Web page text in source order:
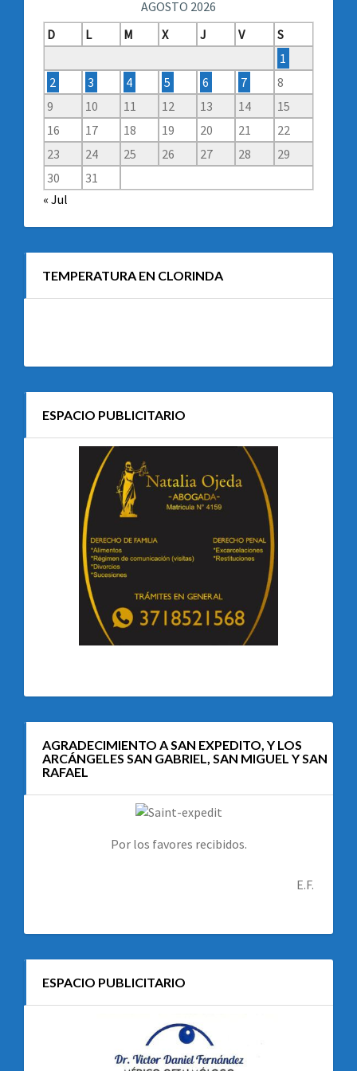
AGOSTO 2026
D
L M X J V
S
1
2
3 4 5 6 7
8
9
10 11 12 13 14
15
16
17 18 19 20 21
22
23
24 25 26 27 28
29
30
31
« Jul
TEMPERATURA EN CLORINDA
ESPACIO PUBLICITARIO
AGRADECIMIENTO A SAN EXPEDITO, Y LOS
ARCÁNGELES SAN GABRIEL, SAN MIGUEL Y SAN
RAFAEL
Por los favores recibidos.
E.F.
ESPACIO PUBLICITARIO